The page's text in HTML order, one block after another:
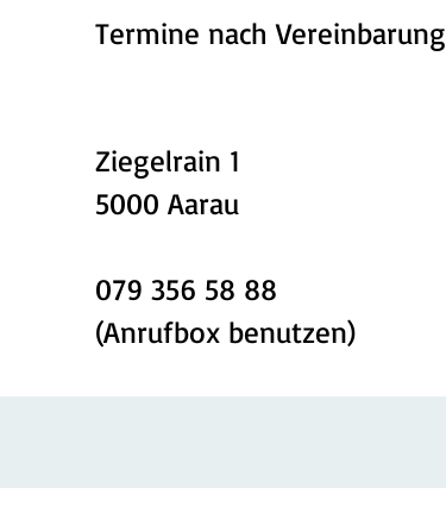
Ziegelrain 1
5000 Aarau
079 356 58 88
(Anrufbox benutzen)
Termine nach Vereinbarung